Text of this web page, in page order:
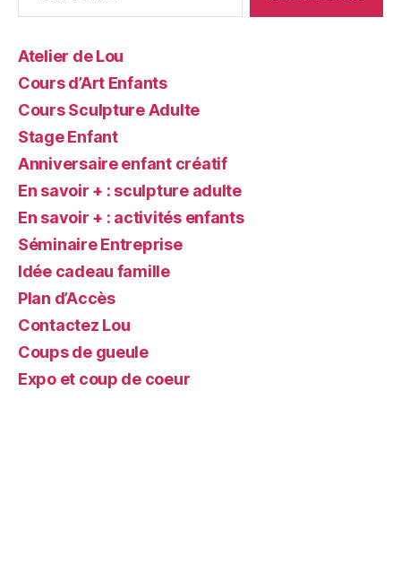
Atelier de Lou
Cours d’Art Enfants
Cours Sculpture Adulte
Stage Enfant
Anniversaire enfant créatif
En savoir + : sculpture adulte
En savoir + : activités enfants
Séminaire Entreprise
Idée cadeau famille
Plan d’Accès
Contactez Lou
Coups de gueule
Expo et coup de coeur